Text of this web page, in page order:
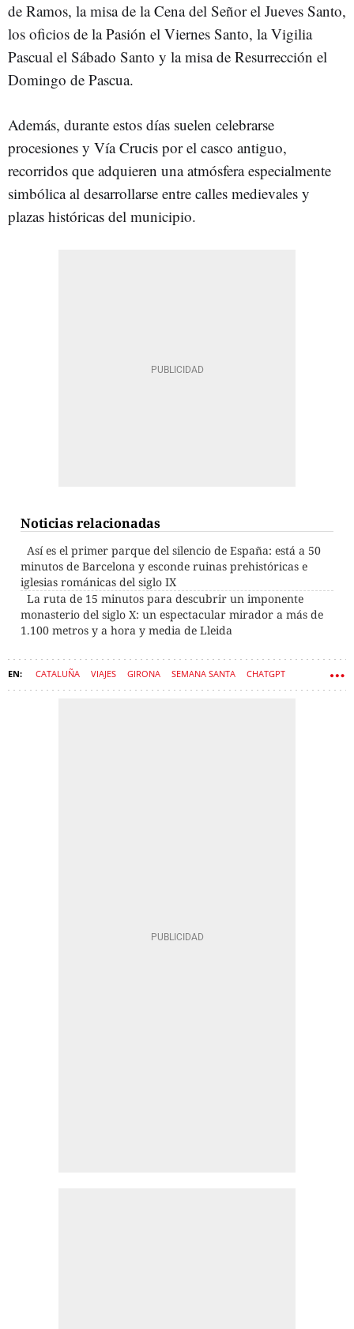
de Ramos, la misa de la Cena del Señor el Jueves Santo,
los oficios de la Pasión el Viernes Santo, la Vigilia
Pascual el Sábado Santo y la misa de Resurrección el
Domingo de Pascua.
Además, durante estos días suelen celebrarse
procesiones y Vía Crucis por el casco antiguo,
recorridos que adquieren una atmósfera especialmente
simbólica al desarrollarse entre calles medievales y
plazas históricas del municipio.
Noticias relacionadas
Así es el primer parque del silencio de España: está a 50
minutos de Barcelona y esconde ruinas prehistóricas e
iglesias románicas del siglo IX
La ruta de 15 minutos para descubrir un imponente
monasterio del siglo X: un espectacular mirador a más de
1.100 metros y a hora y media de Lleida
CATALUÑA VIAJES GIRONA SEMANA SANTA CHATGPT